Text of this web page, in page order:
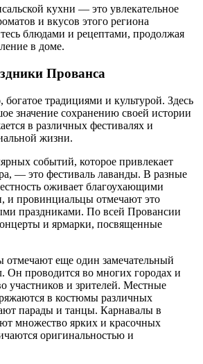
кухни — это увлекательное
и вкусов этого региона
блюдами и рецептами, продолжая
в доме.
Прованса
традициями и культурой. Здесь
значение сохранению своей истории
в различных фестивалях и
жизни.
событий, которое привлекает
— это фестиваль лаванды. В разные
оживает благоухающими
и провинциальцы отмечают это
праздниками. По всей Провансии
и ярмарки, посвященные
отмечают еще один замечательный
Он проводится во многих городах и
участников и зрителей. Местные
в костюмы различных
парады и танцы. Карнавалы в
множество ярких и красочных
оригинальностью и